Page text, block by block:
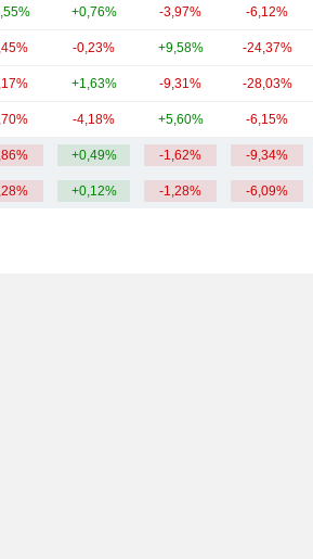
+0,76% -3,97% -6,12%
-0,23% +9,58% -24,37%
+1,63% -9,31% -28,03%
-4,18% +5,60% -6,15%
+0,49% -1,62% -9,34%
+0,12% -1,28% -6,09%